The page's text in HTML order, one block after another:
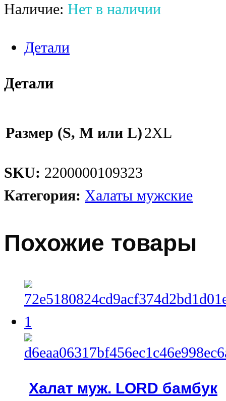
Наличие: Нет в наличии
Детали
Детали
Размер (S, M или L)2XL
SKU: 2200000109323
Категория: Халаты мужские
Похожие товары
Халат муж. LORD бамбук